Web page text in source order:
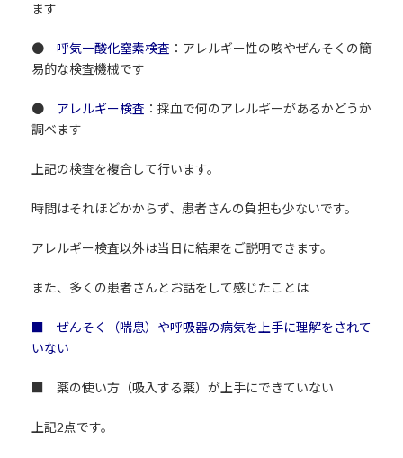
ます
● 呼気一酸化窒素検査 ：アレルギー性の咳やぜんそくの簡
易的な検査機械です
● アレルギー検査 ：採血で何のアレルギーがあるかどうか
調べます
上記の検査を複合して行います。
時間はそれほどかからず、患者さんの負担も少ないです。
アレルギー検査以外は当日に結果をご説明できます。
また、多くの患者さんとお話をして感じたことは
■ ぜんそく（喘息）や呼吸器の病気を上手に理解をされて
いない
■ 薬の使い方（吸入する薬）が上手にできていない
上記2点です。